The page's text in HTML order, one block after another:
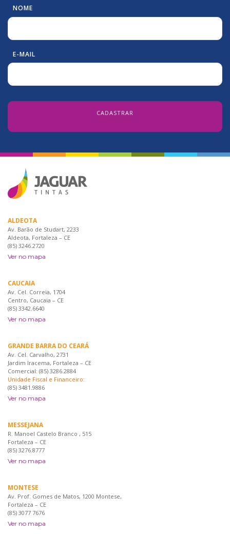
NOME
E-MAIL
ALDEOTA
Av. Barão de Studart, 2233
Aldeota, Fortaleza – CE
(85) 3246.2720
Ver no mapa
CAUCAIA
Av. Cel. Correia, 1704
Centro, Caucaia – CE
(85) 3342.6640
Ver no mapa
GRANDE BARRA DO CEARÁ
Av. Cel. Carvalho, 2731
Jardim Iracema, Fortaleza – CE
Comercial: (85) 3286.2884
Unidade Fiscal e Financeiro:
(85) 3481.9886
Ver no mapa
MESSEJANA
R. Manoel Castelo Branco , 515
Fortaleza – CE
(85) 3276.8777
Ver no mapa
MONTESE
Av. Prof. Gomes de Matos, 1200 Montese,
Fortaleza – CE
(85) 3077 7676
Ver no mapa